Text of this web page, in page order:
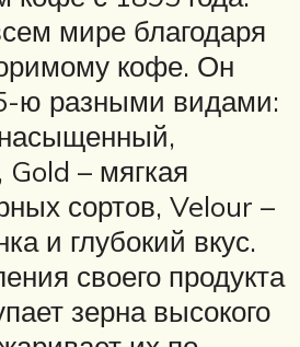
мире благодаря
кофе. Он
ю разными видами:
Gold – мягкая
сортов, Velour –
и глубокий вкус.
своего продукта
зерна высокого